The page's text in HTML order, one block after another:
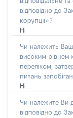
відповідно до
корупції»?
Ні
Чи належить
високим рівнем
переліком,
питань
Ні
Чи належите Ви
відповідно до